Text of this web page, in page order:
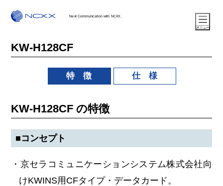
Next Communication with NCXX.
KW-H128CF
特 徴 仕 様
KW-H128CF の特徴
■コンセプト
・京セラコミュニケーションシステム株式会社向
けKWINS用CFタイプ・データカード。